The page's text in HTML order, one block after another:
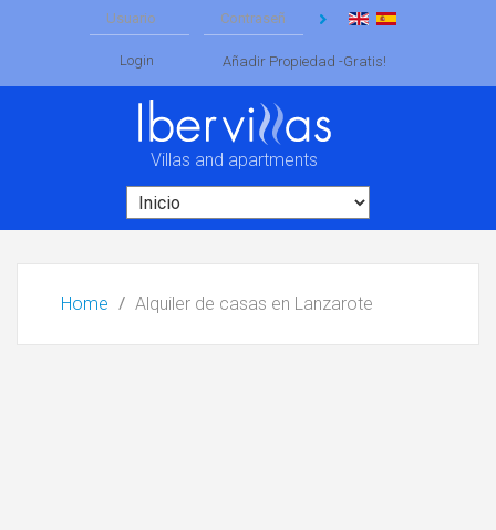
Login Añadir Propiedad -Gratis!
Villas and apartments
Home Alquiler de casas en Lanzarote